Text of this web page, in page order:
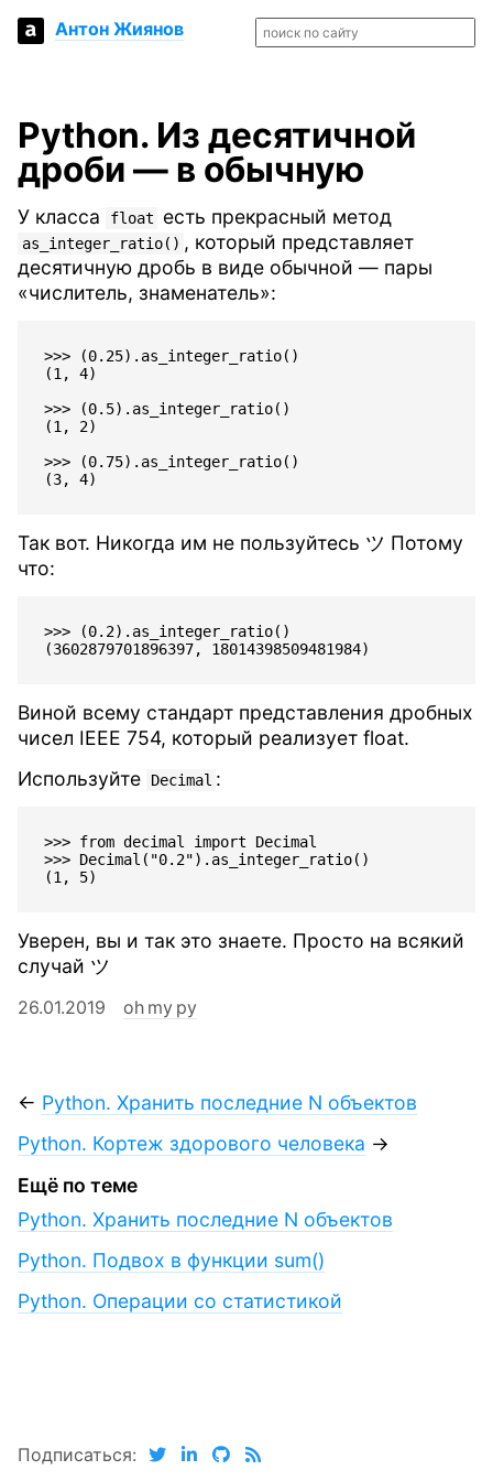
Антон Жиянов
Python. Из десятичной
дроби — в обычную
У класса float есть прекрасный метод
as_integer_ratio() , который представляет
десятичную дробь в виде обычной — пары
«числитель, знаменатель»:
>>> (0.25).as_integer_ratio()
(1, 4)
>>> (0.5).as_integer_ratio()
(1, 2)
>>> (0.75).as_integer_ratio()
Так вот. Никогда им не пользуйтесь ツ Потому
что:
>>> (0.2).as_integer_ratio()
Виной всему стандарт представления дробных
чисел IEEE 754, который реализует float.
Используйте
Decimal :
>>> from decimal import Decimal
>>> Decimal("0.2").as_integer_ratio()
Уверен, вы и так это знаете. Просто на всякий
случай ツ
26.01.2019 oh my py
← Python. Хранить последние N объектов
Python. Кортеж здорового человека →
Ещё по теме
Python. Хранить последние N объектов
Python. Подвох в функции sum()
Python. Операции со статистикой
Подписаться: